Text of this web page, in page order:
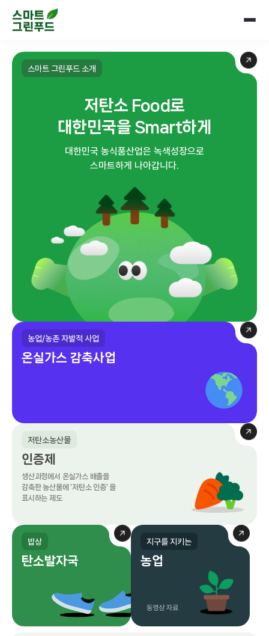
스마트 그린푸드 소개
저탄소 Food로
대한민국을 Smart하게
대한민국 농식품산업은 녹색성장으로
스마트하게 나아갑니다.
농업/농촌 자발적 사업
온실가스 감축사업
저탄소농산물
인증제
생산과정에서 온실가스 배출을
감축한 농산물에 '저탄소 인증' 을
표시하는 제도
밥상
탄소발자국
지구를 지키는
농업
동영상 자료